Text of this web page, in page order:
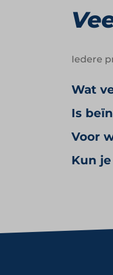
Iedere
Wat
Is
Voor
Kun